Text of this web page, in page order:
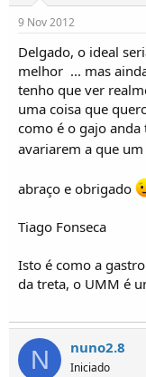
9 Nov 2012
Delgado, o ideal
melhor  ... mas
tenho que ver
uma coisa que
como é o gajo anda
avariarem a que
abraço e obrigado
Tiago Fonseca
Isto é como a
da treta, o UMM é
N nuno2.8
Iniciado